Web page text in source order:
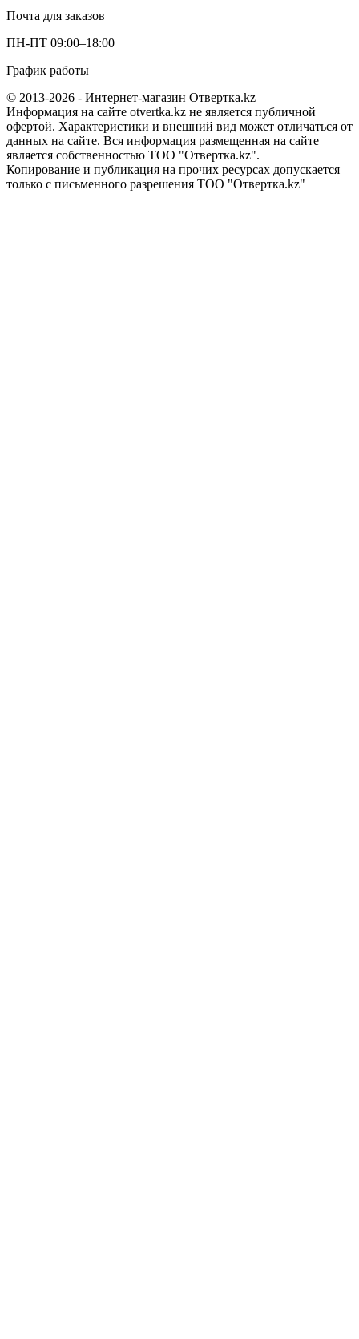
Почта для заказов
ПН-ПТ 09:00–18:00
График работы
© 2013-2026 - Интернет-магазин Отвертка.kz
Информация на сайте otvertka.kz не является публичной
офертой. Характеристики и внешний вид может отличаться от
данных на сайте. Вся информация размещенная на сайте
является собственностью ТОО "Отвертка.kz".
Копирование и публикация на прочих ресурсах допускается
только с письменного разрешения ТОО "Отвертка.kz"